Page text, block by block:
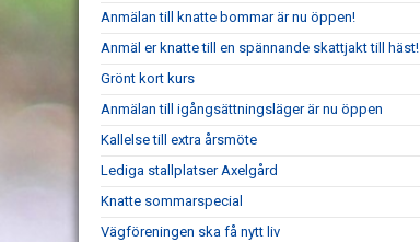
Anmälan till knatte bommar är nu öppen!
Anmäl er knatte till en spännande skattjakt till häst!
Grönt kort kurs
Anmälan till igångsättningsläger är nu öppen
Kallelse till extra årsmöte
Lediga stallplatser Axelgård
Knatte sommarspecial
Vägföreningen ska få nytt liv